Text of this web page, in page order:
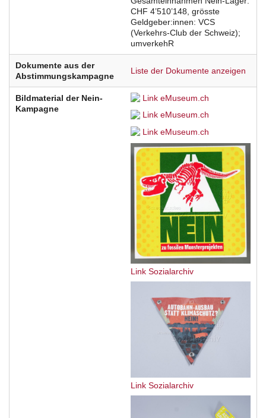
CHF 4’510’148, grösste
Geldgeber:innen: VCS
(Verkehrs-Club der Schweiz);
umverkehR
Dokumente aus der
Abstimmungskampagne
Liste der Dokumente anzeigen
Bildmaterial der Nein-
Kampagne
Link eMuseum.ch
Link eMuseum.ch
Link eMuseum.ch
Link Sozialarchiv
Link Sozialarchiv